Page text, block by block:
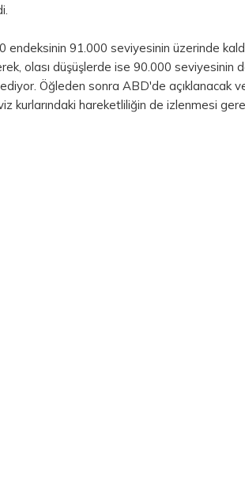
endeksinin 91.000 seviyesinin üzerinde
olası düşüşlerde ise 90.000 seviyesinin
Öğleden sonra ABD'de açıklanacak
kurlarındaki hareketliliğin de izlenmesi